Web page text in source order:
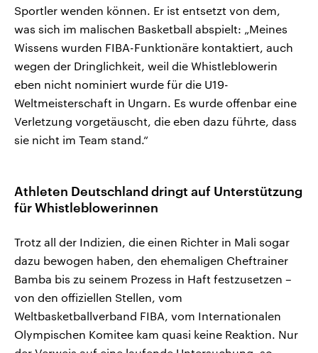
Sportler wenden können. Er ist entsetzt von dem,
was sich im malischen Basketball abspielt: „Meines
Wissens wurden FIBA-Funktionäre kontaktiert, auch
wegen der Dringlichkeit, weil die Whistleblowerin
eben nicht nominiert wurde für die U19-
Weltmeisterschaft in Ungarn. Es wurde offenbar eine
Verletzung vorgetäuscht, die eben dazu führte, dass
sie nicht im Team stand.“
Athleten Deutschland dringt auf Unterstützung
für Whistleblowerinnen
Trotz all der Indizien, die einen Richter in Mali sogar
dazu bewogen haben, den ehemaligen Cheftrainer
Bamba bis zu seinem Prozess in Haft festzusetzen –
von den offiziellen Stellen, vom
Weltbasketballverband FIBA, vom Internationalen
Olympischen Komitee kam quasi keine Reaktion. Nur